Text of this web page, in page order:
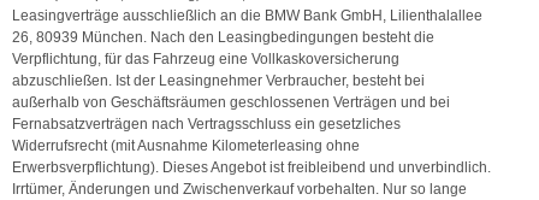
Leasingverträge ausschließlich an die BMW Bank GmbH, Lilienthalallee
26, 80939 München. Nach den Leasingbedingungen besteht die
Verpflichtung, für das Fahrzeug eine Vollkaskoversicherung
abzuschließen. Ist der Leasingnehmer Verbraucher, besteht bei
außerhalb von Geschäftsräumen geschlossenen Verträgen und bei
Fernabsatzverträgen nach Vertragsschluss ein gesetzliches
Widerrufsrecht (mit Ausnahme Kilometerleasing ohne
Erwerbsverpflichtung). Dieses Angebot ist freibleibend und unverbindlich.
Irrtümer, Änderungen und Zwischenverkauf vorbehalten. Nur so lange